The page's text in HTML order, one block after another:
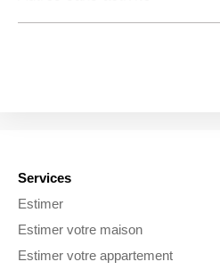
Services
Estimer
Estimer votre maison
Estimer votre appartement